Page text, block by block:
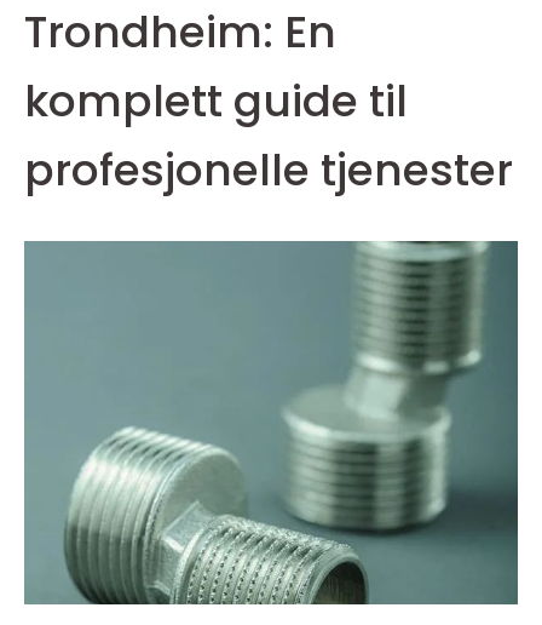
Trondheim: En
komplett guide til
profesjonelle tjenester